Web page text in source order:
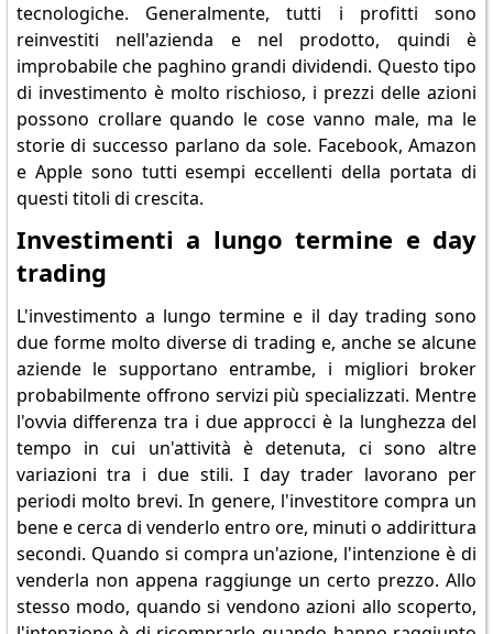
tecnologiche. Generalmente, tutti i profitti sono
reinvestiti nell'azienda e nel prodotto, quindi è
improbabile che paghino grandi dividendi. Questo tipo
di investimento è molto rischioso, i prezzi delle azioni
possono crollare quando le cose vanno male, ma le
storie di successo parlano da sole. Facebook, Amazon
e Apple sono tutti esempi eccellenti della portata di
questi titoli di crescita.
Investimenti a lungo termine e day
trading
L'investimento a lungo termine e il day trading sono
due forme molto diverse di trading e, anche se alcune
aziende le supportano entrambe, i migliori broker
probabilmente offrono servizi più specializzati. Mentre
l'ovvia differenza tra i due approcci è la lunghezza del
tempo in cui un'attività è detenuta, ci sono altre
variazioni tra i due stili. I day trader lavorano per
periodi molto brevi. In genere, l'investitore compra un
bene e cerca di venderlo entro ore, minuti o addirittura
secondi. Quando si compra un'azione, l'intenzione è di
venderla non appena raggiunge un certo prezzo. Allo
stesso modo, quando si vendono azioni allo scoperto,